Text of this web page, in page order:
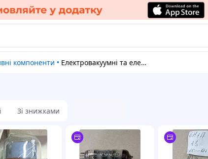
компоненти • Електровакуумні та електронно-променеві прилади
Зі знижками